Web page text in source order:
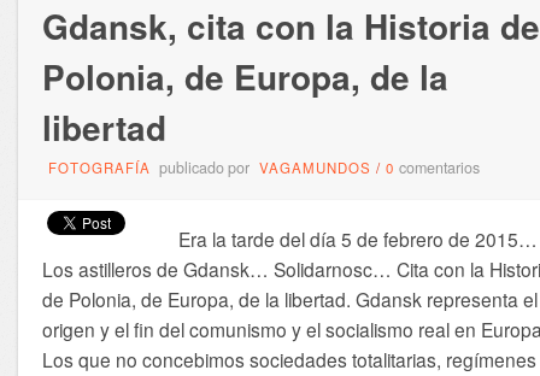
Gdansk, cita con la Historia de
Polonia, de Europa, de la
libertad
FOTOGRAFÍA publicado por VAGAMUNDOS / 0 comentarios
Era la tarde del día 5 de febrero de 2015…
Los astilleros de Gdansk… Solidarnosc… Cita con la
de Polonia, de Europa, de la libertad. Gdansk representa el
origen y el fin del comunismo y el socialismo real en
Los que no concebimos sociedades totalitarias, regímenes